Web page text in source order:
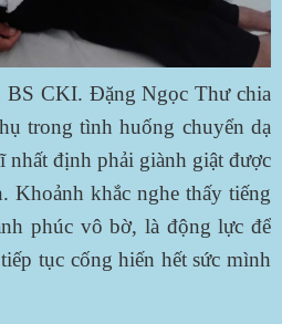
CKI. Đặng Ngọc Thư chia
trong tình huống chuyển dạ
định phải giành giật được
Khoảnh khắc nghe thấy tiếng
phúc vô bờ, là động lực để
tục cống hiến hết sức mình